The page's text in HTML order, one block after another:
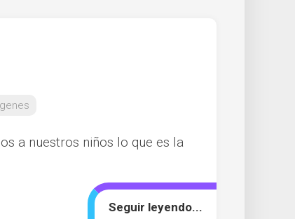
a nuestros niños lo que es la
Seguir leyendo...